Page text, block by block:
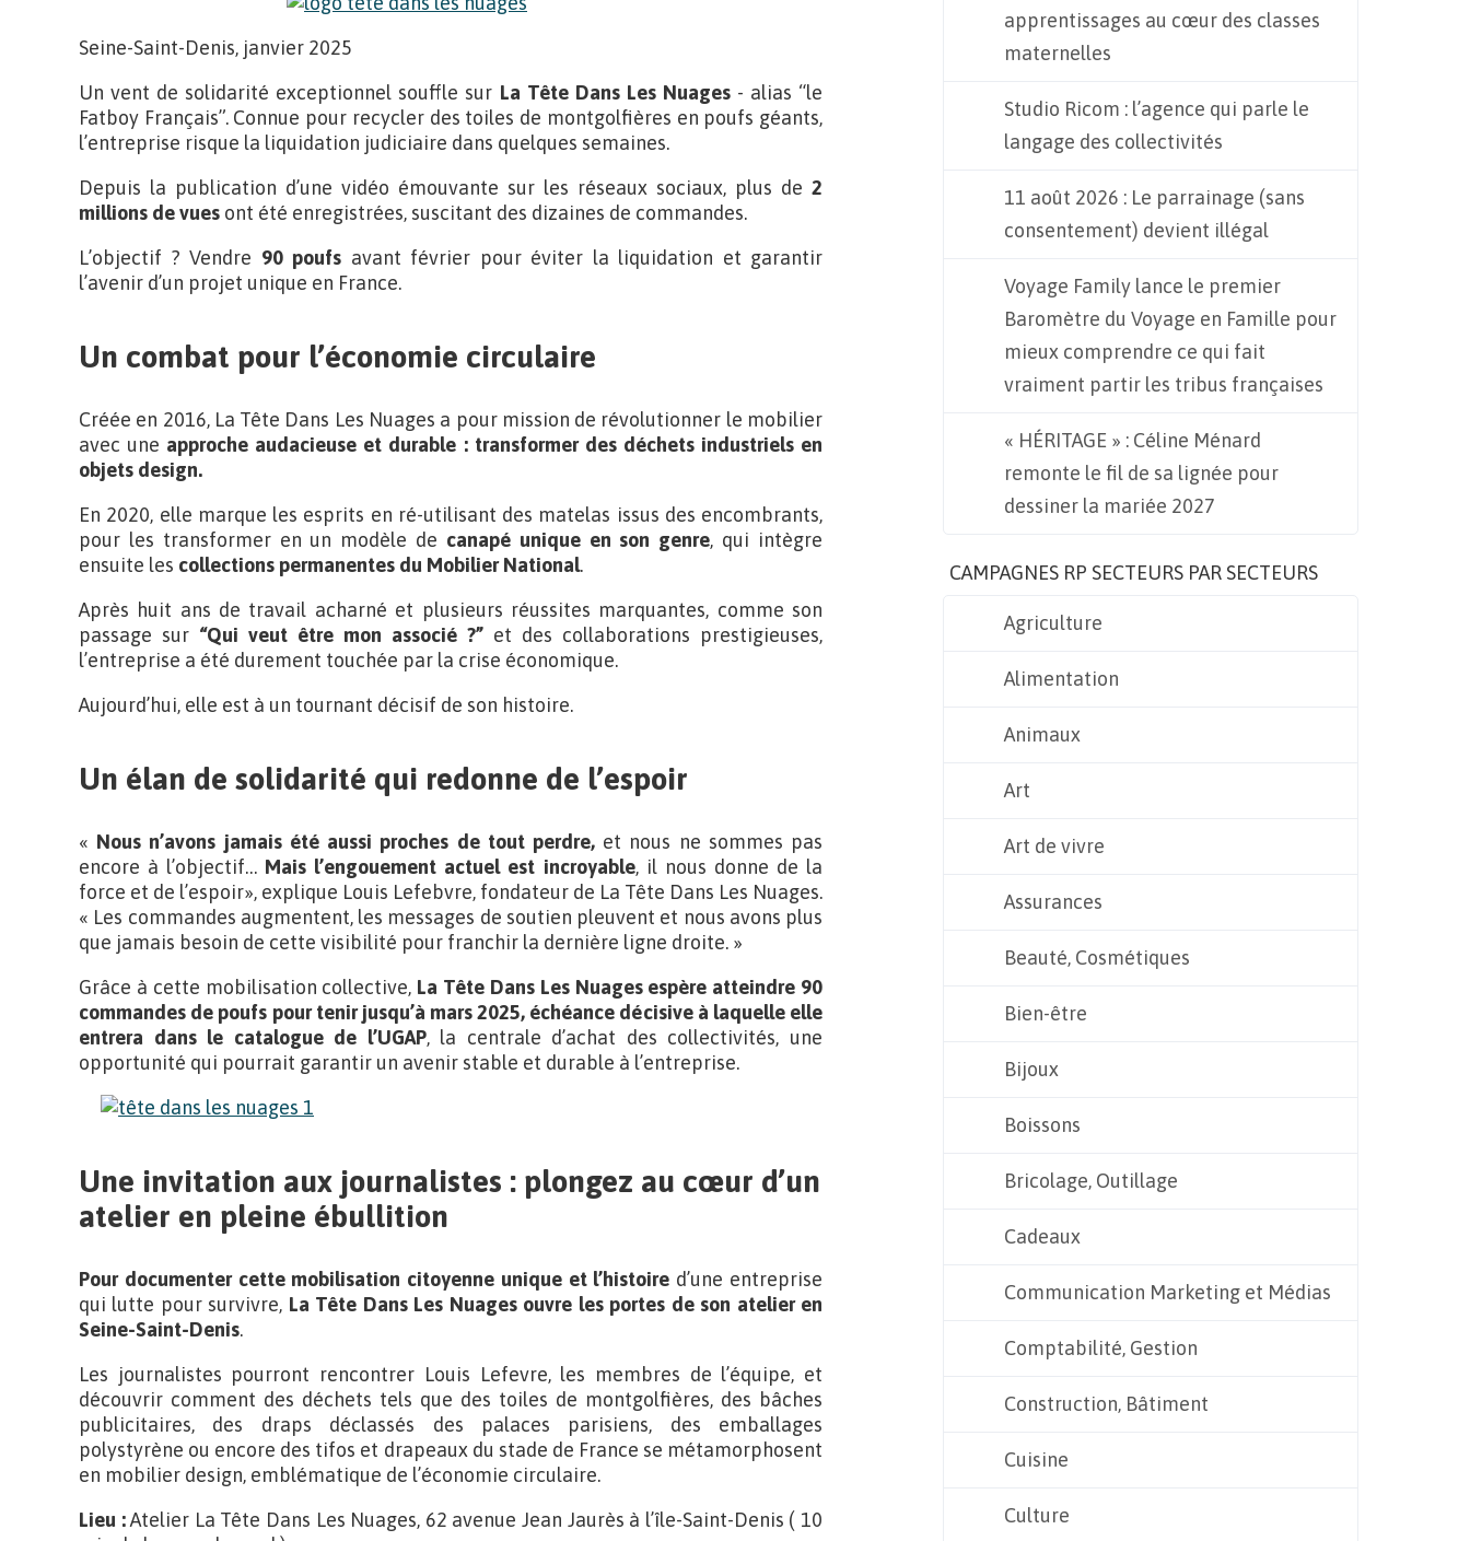
Seine-Saint-Denis, janvier 2025
Un vent de solidarité exceptionnel souffle sur La Tête Dans Les Nuages - alias “le
Fatboy Français”. Connue pour recycler des toiles de montgolfières en poufs géants,
l’entreprise risque la liquidation judiciaire dans quelques semaines.
Depuis la publication d’une vidéo émouvante sur les réseaux sociaux, plus de 2
millions de vues ont été enregistrées, suscitant des dizaines de commandes.
L’objectif ? Vendre 90 poufs avant février pour éviter la liquidation et garantir
l’avenir d’un projet unique en France.
Un combat pour l’économie circulaire
Créée en 2016, La Tête Dans Les Nuages a pour mission de révolutionner le mobilier
avec une approche audacieuse et durable : transformer des déchets industriels en
objets design.
En 2020, elle marque les esprits en ré-utilisant des matelas issus des encombrants,
pour les transformer en un modèle de canapé unique en son genre, qui intègre
ensuite les collections permanentes du Mobilier National.
Après huit ans de travail acharné et plusieurs réussites marquantes, comme son
passage sur “Qui veut être mon associé ?” et des collaborations prestigieuses,
l’entreprise a été durement touchée par la crise économique.
Aujourd’hui, elle est à un tournant décisif de son histoire.
Un élan de solidarité qui redonne de l’espoir
« Nous n’avons jamais été aussi proches de tout perdre, et nous ne sommes pas
encore à l’objectif… Mais l’engouement actuel est incroyable, il nous donne de la
force et de l’espoir», explique Louis Lefebvre, fondateur de La Tête Dans Les Nuages.
« Les commandes augmentent, les messages de soutien pleuvent et nous avons plus
que jamais besoin de cette visibilité pour franchir la dernière ligne droite. »
Grâce à cette mobilisation collective, La Tête Dans Les Nuages espère atteindre 90
commandes de poufs pour tenir jusqu’à mars 2025, échéance décisive à laquelle elle
entrera dans le catalogue de l’UGAP, la centrale d’achat des collectivités, une
opportunité qui pourrait garantir un avenir stable et durable à l’entreprise.
Une invitation aux journalistes : plongez au cœur d’un
atelier en pleine ébullition
Pour documenter cette mobilisation citoyenne unique et l’histoire d’une entreprise
qui lutte pour survivre, La Tête Dans Les Nuages ouvre les portes de son atelier en
Seine-Saint-Denis.
Les journalistes pourront rencontrer Louis Lefevre, les membres de l’équipe, et
découvrir comment des déchets tels que des toiles de montgolfières, des bâches
publicitaires, des draps déclassés des palaces parisiens, des emballages
polystyrène ou encore des tifos et drapeaux du stade de France se métamorphosent
en mobilier design, emblématique de l’économie circulaire.
Lieu :Atelier La Tête Dans Les Nuages, 62 avenue Jean Jaurès à l’île-Saint-Denis ( 10
apprentissages au cœur des classes
maternelles
Studio Ricom : l’agence qui parle le
langage des collectivités
11 août 2026 : Le parrainage (sans
consentement) devient illégal
Voyage Family lance le premier
Baromètre du Voyage en Famille pour
mieux comprendre ce qui fait
vraiment partir les tribus françaises
« HÉRITAGE » : Céline Ménard
remonte le fil de sa lignée pour
dessiner la mariée 2027
CAMPAGNES RP SECTEURS PAR SECTEURS
Agriculture
Alimentation
Animaux
Art
Art de vivre
Assurances
Beauté, Cosmétiques
Bien-être
Bijoux
Boissons
Bricolage, Outillage
Cadeaux
Communication Marketing et Médias
Comptabilité, Gestion
Construction, Bâtiment
Cuisine
Culture